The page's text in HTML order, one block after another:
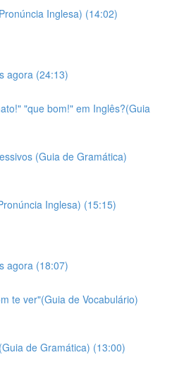
Inglesa) (14:02)
agora (24:13)
"que bom!" em Inglês?(Guia
(Guia de Gramática)
Inglesa) (15:15)
agora (18:07)
te ver"(Guia de Vocabulário)
de Gramática) (13:00)